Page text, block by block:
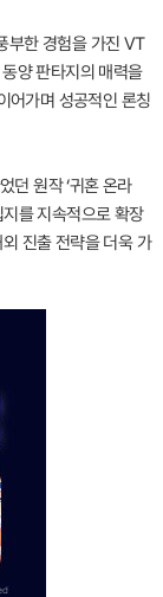
부한 경험을 가진 VT
양 판타지의 매력을
어가며 성공적인 론칭
던 원작 ‘귀혼 온라
지를 지속적으로 확장
진출 전략을 더욱 가